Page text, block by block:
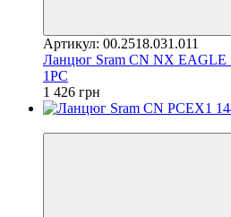
Артикул: 00.2518.031.011
Ланцюг Sram CN NX EAGLE
1PC
1 426 грн